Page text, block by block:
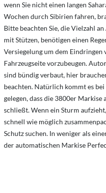
wenn Sie nicht einen langen
Wochen durch Sibirien fahren,
Bitte beachten Sie, die Vielzahl
mit Stützen, benötigen einen
Versiegelung um dem Eindringen
Fahrzeugseite vorzubeugen.
sind bündig verbaut, hier
beachten. Natürlich kommt es
gelegen, dass die 3800er
schließt. Wenn ein Sturm
schnell wie möglich
Schutz suchen. In weniger als
der automatischen Markise